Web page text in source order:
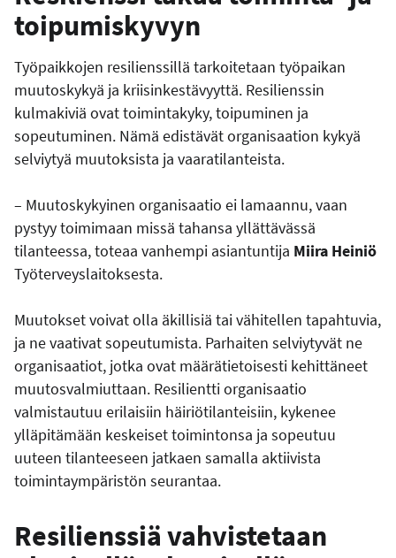
toipumiskyvyn
Työpaikkojen resilienssillä tarkoitetaan työpaikan
muutoskykyä ja kriisinkestävyyttä. Resilienssin
kulmakiviä ovat toimintakyky, toipuminen ja
sopeutuminen. Nämä edistävät organisaation kykyä
selviytyä muutoksista ja vaaratilanteista.
– Muutoskykyinen organisaatio ei lamaannu, vaan
pystyy toimimaan missä tahansa yllättävässä
tilanteessa, toteaa vanhempi asiantuntija Miira Heiniö
Työterveyslaitoksesta.
Muutokset voivat olla äkillisiä tai vähitellen tapahtuvia,
ja ne vaativat sopeutumista. Parhaiten selviytyvät ne
organisaatiot, jotka ovat määrätietoisesti kehittäneet
muutosvalmiuttaan. Resilientti organisaatio
valmistautuu erilaisiin häiriötilanteisiin, kykenee
ylläpitämään keskeiset toimintonsa ja sopeutuu
uuteen tilanteeseen jatkaen samalla aktiivista
toimintaympäristön seurantaa.
Resilienssiä vahvistetaan